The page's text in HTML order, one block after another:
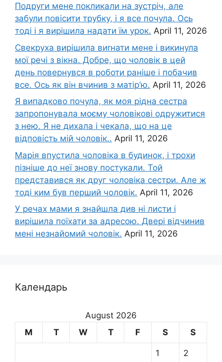
Подруги мене покликали на зустріч, але
забули повісити трубку, і я все почула. Ось
тоді і я вирішила надати їм урок. April 11, 2026
Свекруха вирішила виrнати мене і викинула
мої речі з вікна. Добре, що чоловік в цей
день повернувся в роботи раніше і побачив
все. Ось як він вчинив з матір’ю. April 11, 2026
Я випадково почула, як моя рідна сестра
запропонувала моєму чоловікові одружитися
з нею. Я не дихала і чекала, що на це
відповість мій чоловік.. April 11, 2026
Марія впустила чоловіка в будинок, і трохи
пізніше до неї знову постукали. Той
представився як друг чоловіка сестри. Але ж
тоді ким був перший чоловік. April 11, 2026
У речах мами я знайшла див ні листи і
вирішила поїхати за адресою. Двері відчинив
мені незнайомий чоловік. April 11, 2026
Календарь
August 2026
M
T W T F S S
1 2